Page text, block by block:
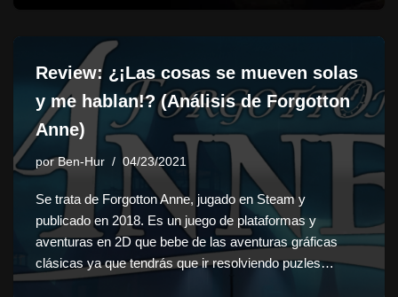
Review: ¿¡Las cosas se mueven solas
y me hablan!? (Análisis de Forgotton
Anne)
porBen-Hur 04/23/2021
Se trata de Forgotton Anne, jugado en Steam y
publicado en 2018. Es un juego de plataformas y
aventuras en 2D que bebe de las aventuras gráficas
clásicas ya que tendrás que ir resolviendo puzles…